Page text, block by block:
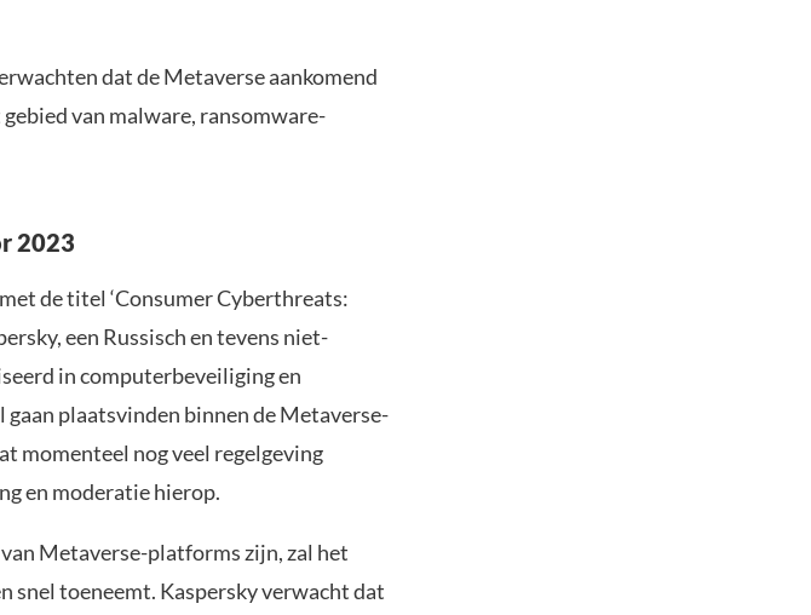
dat de Metaverse aankomend
van malware, ransomware-
2023
met de titel ‘Consumer Cyberthreats:
een Russisch en tevens niet-
in computerbeveiliging en
plaatsvinden binnen de Metaverse-
momenteel nog veel regelgeving
en moderatie hierop.
Metaverse-platforms zijn, zal het
snel toeneemt. Kaspersky verwacht dat